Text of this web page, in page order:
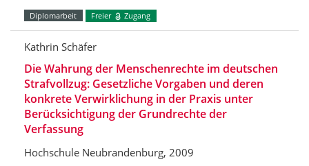
Diplomarbeit Freier Zugang
Kathrin Schäfer
Die Wahrung der Menschenrechte im deutschen
Strafvollzug: Gesetzliche Vorgaben und deren
konkrete Verwirklichung in der Praxis unter
Berücksichtigung der Grundrechte der
Verfassung
Hochschule Neubrandenburg, 2009